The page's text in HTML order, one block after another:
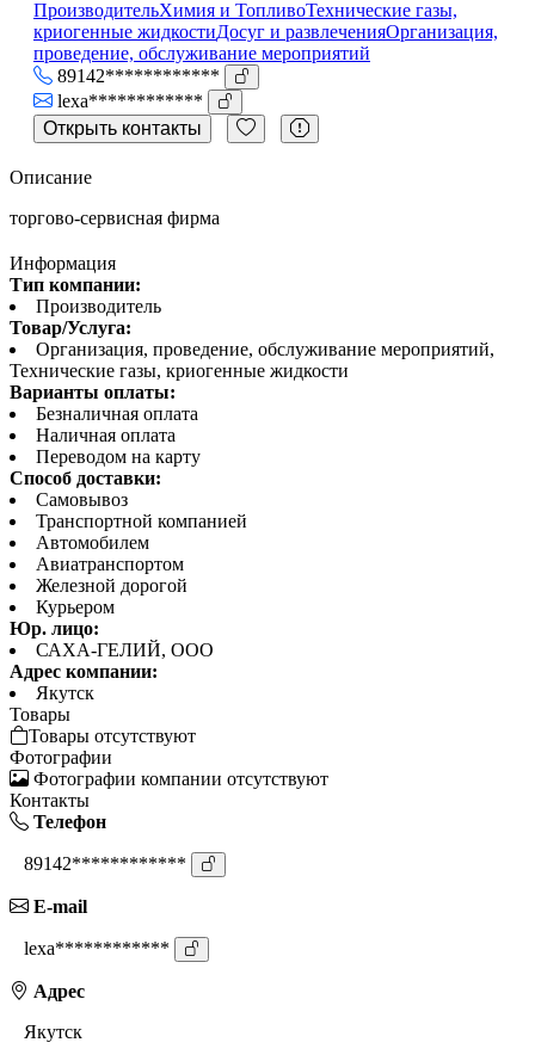
ПроизводительХимия и ТопливоТехнические газы,
криогенные жидкостиДосуг и развлеченияОрганизация,
проведение, обслуживание мероприятий
89142************
lexa************
Открыть контакты
Описание
торгово-сервисная фирма
Информация
Тип компании:
Производитель
Товар/Услуга:
Организация, проведение, обслуживание мероприятий,
Технические газы, криогенные жидкости
Варианты оплаты:
Безналичная оплата
Наличная оплата
Переводом на карту
Способ доставки:
Самовывоз
Транспортной компанией
Автомобилем
Авиатранспортом
Железной дорогой
Курьером
Юр. лицо:
САХА-ГЕЛИЙ, ООО
Адрес компании:
Якутск
Товары
Товары отсутствуют
Фотографии
Фотографии компании отсутствуют
Контакты
Телефон
89142************
E-mail
lexa************
Адрес
Якутск